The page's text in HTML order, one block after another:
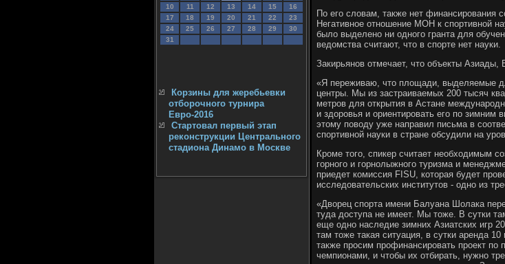
10
11 12 13 14 15
16
17
18 19 20 21 22
23
24
25 26 27 28 29
30
31
Корзины для жеребьевки
отборочного турнира
Евро-2016
Стартовал первый этап
реконструкции Центрального
стадиона Динамо в Москве
По его словам, также нет финансирования
Негативное отношение МОН к спортивной
было выделено ни одного гранта для
ведомства считают, что в спорте нет науки.
Закирьянов отмечает, что объекты
«Я переживаю, что площади, выделяемые
центры. Мы из застраиваемых 200 тысяч
метров для открытия в Астане
и здоровья и ориентировать его по зимним
этому поводу уже направил письма в
спортивной науки в стране обсудили на
Кроме того, спикер считает необходимым
горного и горнолыжного туризма и
приедет комиссия FISU, которая будет
исследовательских институтов - одно из
«Дворец спорта имени Балуана Шолака
туда доступа не имеет. Мы тоже. В сутки
еще одно наследие зимних Азиатских игр
там тоже такая ситуация, в сутки аренда
также просим профинансировать проект
чемпионами, и чтобы их отбирать, нужно